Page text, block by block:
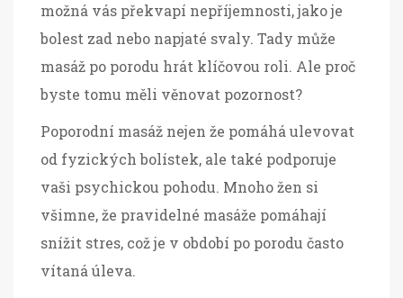
možná vás překvapí nepříjemnosti, jako je
bolest zad nebo napjaté svaly. Tady může
masáž po porodu hrát klíčovou roli. Ale proč
byste tomu měli věnovat pozornost?
Poporodní masáž nejen že pomáhá ulevovat
od fyzických bolístek, ale také podporuje
vaši psychickou pohodu. Mnoho žen si
všimne, že pravidelné masáže pomáhají
snížit stres, což je v období po porodu často
vítaná úleva.